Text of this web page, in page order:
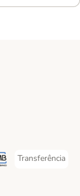
Method
MethodPayment
Transferência
Transferência